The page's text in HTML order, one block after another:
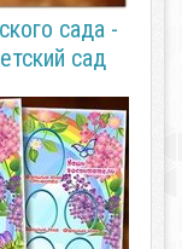
сада -
сад